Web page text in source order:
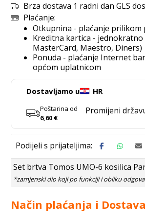
Brza dostava 1 radni dan GLS
Plaćanje:
Otkupnina - plaćanje prilikom
Kreditna kartica - jednokratno
MasterCard, Maestro, Diners)
Ponuda - plaćanje Internet
općom uplatnicom
Dostavljamo u HR
Poštarina od
6,60 €
Promijeni
Set brtva Tomos UMO-6 kosilica
Način plaćanja i Dostava